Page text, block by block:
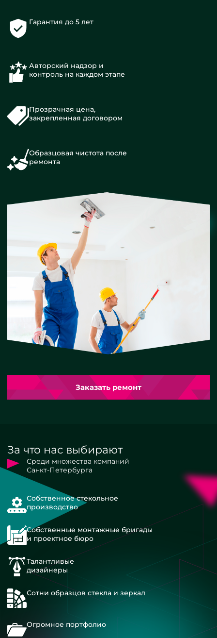
Гарантия до 5 лет
Авторский надзор и
контроль на каждом этапе
Прозрачная цена,
закрепленная договором
Образцовая чистота после
ремонта
Заказать ремонт
За что нас выбирают
Среди множества компаний
Санкт-Петербурга
Собственное стекольное
производство
Собственные монтажные бригады
и проектное бюро
Талантливые
дизайнеры
Сотни образцов стекла и зеркал
Огромное портфолио